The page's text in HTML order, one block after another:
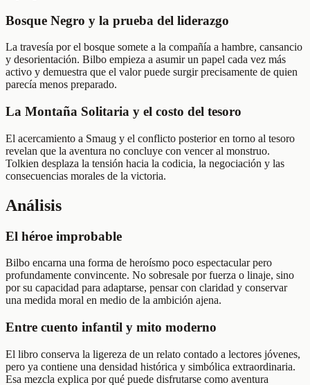
Bosque Negro y la prueba del liderazgo
La travesía por el bosque somete a la compañía a hambre, cansancio
y desorientación. Bilbo empieza a asumir un papel cada vez más
activo y demuestra que el valor puede surgir precisamente de quien
parecía menos preparado.
La Montaña Solitaria y el costo del tesoro
El acercamiento a Smaug y el conflicto posterior en torno al tesoro
revelan que la aventura no concluye con vencer al monstruo.
Tolkien desplaza la tensión hacia la codicia, la negociación y las
consecuencias morales de la victoria.
Análisis
El héroe improbable
Bilbo encarna una forma de heroísmo poco espectacular pero
profundamente convincente. No sobresale por fuerza o linaje, sino
por su capacidad para adaptarse, pensar con claridad y conservar
una medida moral en medio de la ambición ajena.
Entre cuento infantil y mito moderno
El libro conserva la ligereza de un relato contado a lectores jóvenes,
pero ya contiene una densidad histórica y simbólica extraordinaria.
Esa mezcla explica por qué puede disfrutarse como aventura